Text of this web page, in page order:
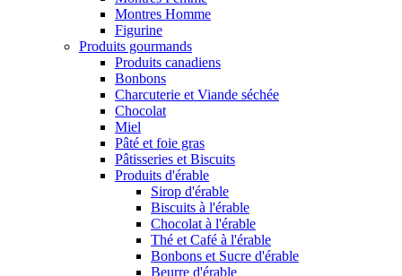
Montres Homme
Figurine
Produits gourmands
Produits canadiens
Bonbons
Charcuterie et Viande séchée
Chocolat
Miel
Pâté et foie gras
Pâtisseries et Biscuits
Produits d'érable
Sirop d'érable
Biscuits à l'érable
Chocolat à l'érable
Thé et Café à l'érable
Bonbons et Sucre d'érable
Beurre d'érable